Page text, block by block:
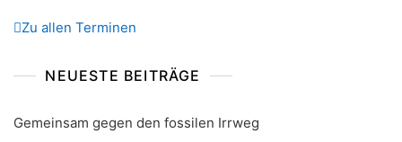
Zu allen Terminen
NEUESTE BEITRÄGE
Gemeinsam gegen den fossilen Irrweg